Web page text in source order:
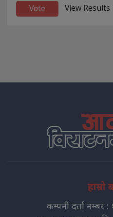
View Results
हाम्रो
कम्पनी दर्ता नम्बर